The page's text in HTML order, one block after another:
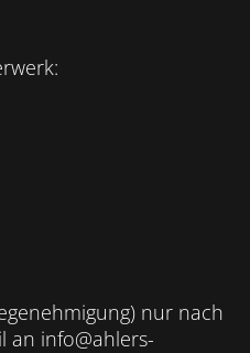
nur nach
an info@ahlers-